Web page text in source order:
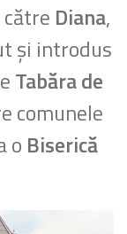
către Diana,
și introdus
Tabăra de
comunele
o Biserică